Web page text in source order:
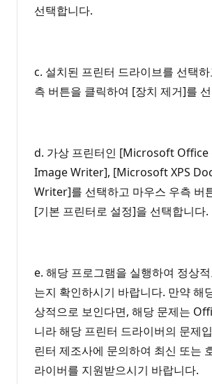
선택합니다.
c. 설치된 프린터 드라이브를 선택
측 버튼을 클릭하여 [장치 제거]를
d. 가상 프린터인 [Microsoft
Image Writer], [Microsoft XPS
Writer]를 선택하고 마우스 우측 버
[기본 프린터로 설정]을 선택합니다.
e. 해당 프로그램을 실행하여 정상
는지 확인하시기 바랍니다. 만약 해
상적으로 보인다면, 해당 문제는
니라 해당 프린터 드라이버의 문제
린터 제조사에 문의하여 최신 또는
라이버를 지원받으시기 바랍니다.